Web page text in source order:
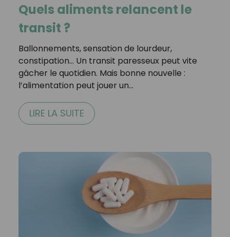
Quels aliments relancent le
transit ?
Ballonnements, sensation de lourdeur,
constipation… Un transit paresseux peut vite
gâcher le quotidien. Mais bonne nouvelle :
l’alimentation peut jouer un…
LIRE LA SUITE